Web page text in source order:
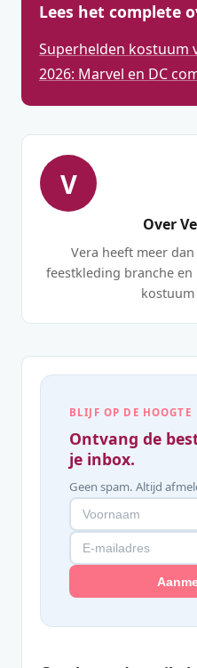
Lees het complete
Superhelden kostuum
2026: Marvel en DC
V
Over
Vera heeft meer
feestkleding branche
BLIJF OP DE HOOGTE
Ontvang de
je inbox.
Geen spam. Altijd